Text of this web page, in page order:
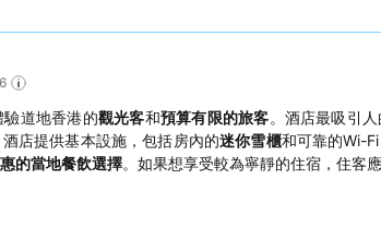
驗道地香港的觀光客和預算有限的旅客。酒店最吸引
店提供基本設施，包括房內的迷你雪櫃和可靠的Wi-
的當地餐飲選擇。如果想享受較為寧靜的住宿，住客